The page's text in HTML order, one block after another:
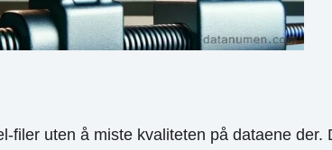
uten å miste kvaliteten på dataene